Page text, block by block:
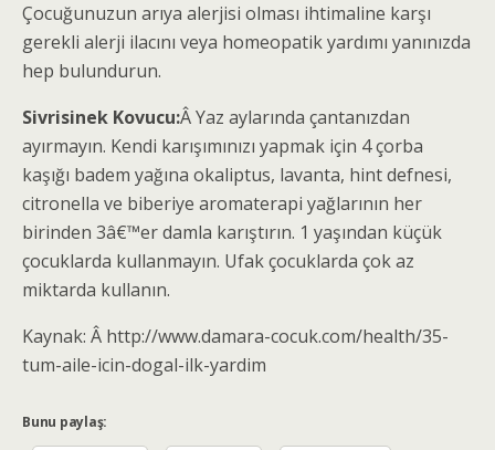
Çocuğunuzun arıya alerjisi olması ihtimaline karşı
gerekli alerji ilacını veya homeopatik yardımı yanınızda
hep bulundurun.
Sivrisinek Kovucu:Â Yaz aylarında çantanızdan
ayırmayın. Kendi karışımınızı yapmak için 4 çorba
kaşığı badem yağına okaliptus, lavanta, hint defnesi,
citronella ve biberiye aromaterapi yağlarının her
birinden 3â€™er damla karıştırın. 1 yaşından küçük
çocuklarda kullanmayın. Ufak çocuklarda çok az
miktarda kullanın.
Kaynak: Â http://www.damara-cocuk.com/health/35-
tum-aile-icin-dogal-ilk-yardim
Bunu paylaş: